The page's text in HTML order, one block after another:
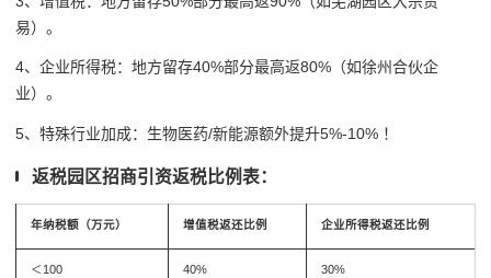
易）。
4、企业所得税：地方留存40%部分最高返80%（如徐州合伙企
业）。
5、特殊行业加成：生物医药/新能源额外提升5%-10% ！
返税园区招商引资返税比例表：
年纳税额（万元） 增值税返还比例 企业所得税返还比例
＜100 40% 30%